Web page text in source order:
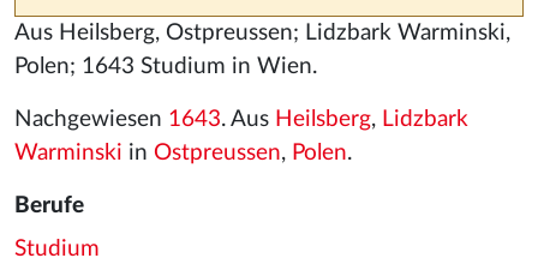
Aus Heilsberg, Ostpreussen; Lidzbark Warminski,
Polen; 1643 Studium in Wien.
Nachgewiesen 1643. Aus Heilsberg, Lidzbark
Warminski in Ostpreussen, Polen.
Berufe
Studium